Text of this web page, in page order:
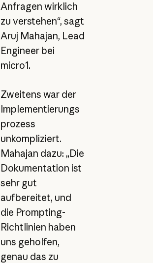
Anfragen wirklich
zu verstehen“, sagt
Aruj Mahajan, Lead
Engineer bei
micro1.
Zweitens war der
Implementierungs
prozess
unkompliziert.
Mahajan dazu: „Die
Dokumentation ist
sehr gut
aufbereitet, und
die Prompting-
Richtlinien haben
uns geholfen,
genau das zu